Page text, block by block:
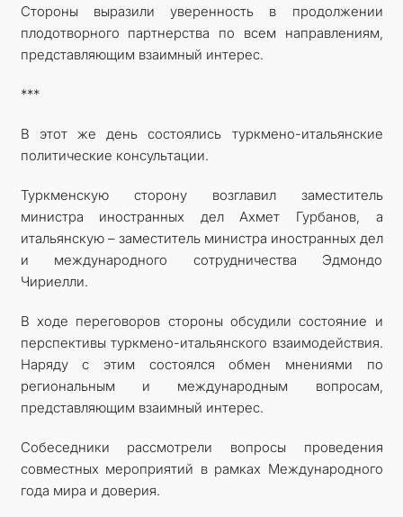
Стороны выразили уверенность в продолжении
плодотворного партнерства по всем направлениям,
представляющим взаимный интерес.
***
В этот же день состоялись туркмено-итальянские
политические консультации.
Туркменскую сторону возглавил заместитель
министра иностранных дел Ахмет Гурбанов, а
итальянскую – заместитель министра иностранных дел
и международного сотрудничества Эдмондо
Чириелли.
В ходе переговоров стороны обсудили состояние и
перспективы туркмено-итальянского взаимодействия.
Наряду с этим состоялся обмен мнениями по
региональным и международным вопросам,
представляющим взаимный интерес.
Собеседники рассмотрели вопросы проведения
совместных мероприятий в рамках Международного
года мира и доверия.